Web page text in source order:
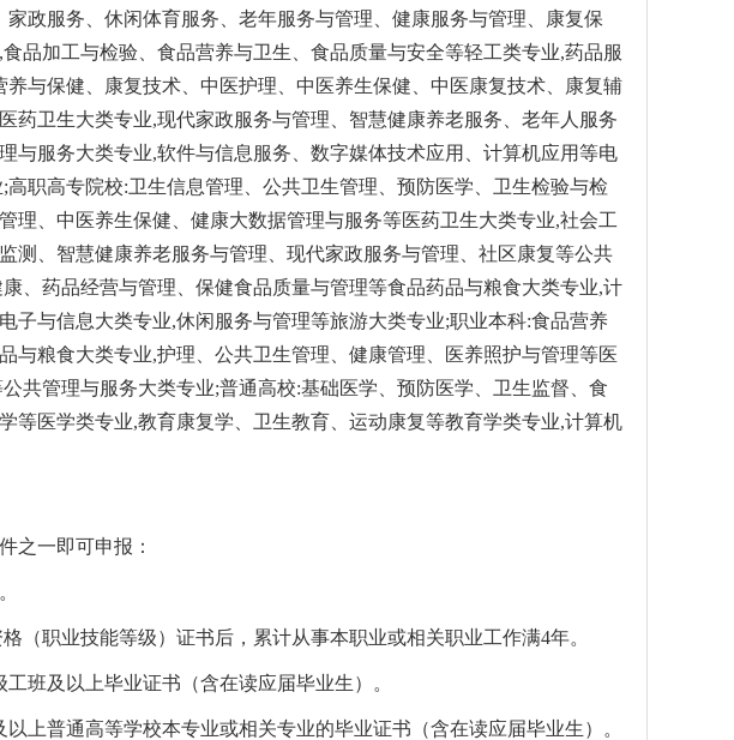
政服务、休闲体育服务、老年服务与管理、健康服务与管理、康复保
品加工与检验、食品营养与卫生、食品质量与安全等轻工类专业,药品服
与保健、康复技术、中医护理、中医养生保健、中医康复技术、康复辅
药卫生大类专业,现代家政服务与管理、智慧健康养老服务、老年人服务
与服务大类专业,软件与信息服务、数字媒体技术应用、计算机应用等电
职高专院校:卫生信息管理、公共卫生管理、预防医学、卫生检验与检
理、中医养生保健、健康大数据管理与服务等医药卫生大类专业,社会工
测、智慧健康养老服务与管理、现代家政服务与管理、社区康复等公共
、药品经营与管理、保健食品质量与管理等食品药品与粮食大类专业,计
子与信息大类专业,休闲服务与管理等旅游大类专业;职业本科:食品营养
与粮食大类专业,护理、公共卫生管理、健康管理、医养照护与管理等医
共管理与服务大类专业;普通高校:基础医学、预防医学、卫生监督、食
等医学类专业,教育康复学、卫生教育、运动康复等教育学类专业,计算机
之一即可申报：
（职业技能等级）证书后，累计从事本职业或相关职业工作满4年。
班及以上毕业证书（含在读应届毕业生）。
上普通高等学校本专业或相关专业的毕业证书（含在读应届毕业生）。